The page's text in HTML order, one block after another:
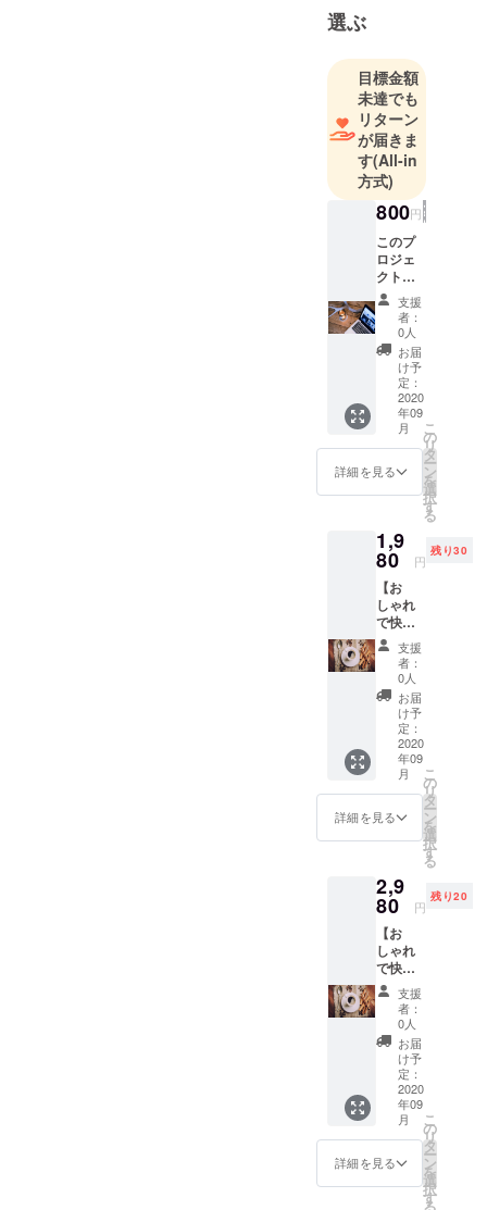
し季」
ら田〜
燎〜」の4店
舗を経営し
ています。
選ぶ
目標金額
未達でも
リターン
が届きま
す(All-in
方式)
800円
このプ
ロジェ
クトを
応援し
ていた
だける
方に
『感謝
のお手
紙』と
『ジブ
ンジカ
ン１日
体験チ
ケッ
ト』を
致しま
す。 ※
チケッ
トはお
手紙の
中に同
封させ
ていた
だきま
す。 も
し紛失
された
場合は
コメン
ト欄も
しくは
下記に
◆engro
w.tsuka
goshi@
gmail.c
om 有効
期限
2020/10
/1~2020
/1/30
支援
者：
0人
お届
け予
定：
2020
年09
月
詳細を見る
こ
の
リ
タ
ー
ン
を
選
択
す
る
1,9
80 円
残り30
【お
しゃれ
で快適
なフ
リース
ペース
を使い
放題】
（会員
様限
定）＋
【ご支
援お礼
のメー
ル】 →
月額
-が１か
月間お
試しい
ただけ
る権
利。 ★
月額会
員様は
下記
サービ
スも付
いてき
ます★
◆「本
格コー
ヒーが
毎日何
支援
者：
0人
お届
け予
定：
2020
年09
月
詳細を見る
こ
の
リ
タ
ー
ン
を
選
択
す
る
2,9
80 円
残り20
【お
しゃれ
で快適
なフ
リース
ペース
を使い
放題】
（会員
様限
定）＋
【ご支
援お礼
のメー
ル】 →
月額
支援
者：
0人
お届
け予
定：
2020
年09
月
詳細を見る
こ
の
リ
タ
ー
ン
を
選
択
す